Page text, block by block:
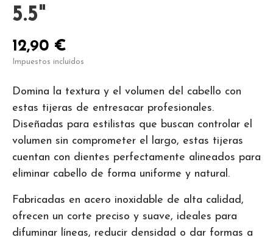
5.5"
12,90 €
Impuestos incluidos
Domina la textura y el volumen del cabello con
estas tijeras de entresacar profesionales.
Diseñadas para estilistas que buscan controlar el
volumen sin comprometer el largo, estas tijeras
cuentan con dientes perfectamente alineados para
eliminar cabello de forma uniforme y natural.
Fabricadas en acero inoxidable de alta calidad,
ofrecen un corte preciso y suave, ideales para
difuminar líneas, reducir densidad o dar formas a